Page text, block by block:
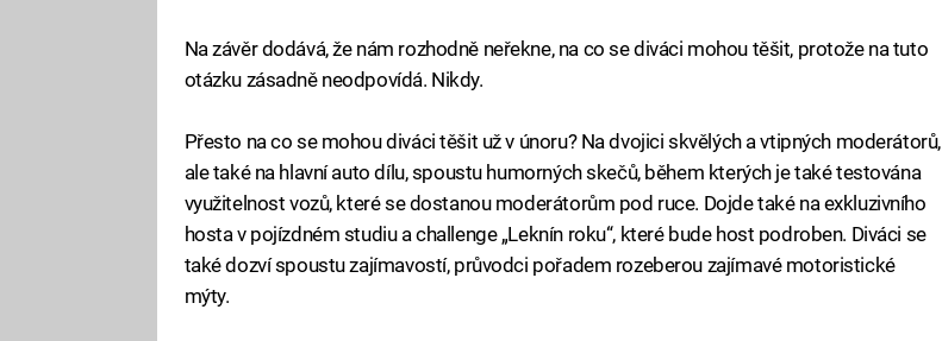
Na závěr dodává, že nám rozhodně neřekne, na co se diváci mohou těšit, protože na tuto
otázku zásadně neodpovídá. Nikdy.
Přesto na co se mohou diváci těšit už v únoru? Na dvojici skvělých a vtipných moderátorů,
ale také na hlavní auto dílu, spoustu humorných skečů, během kterých je také testována
využitelnost vozů, které se dostanou moderátorům pod ruce. Dojde také na exkluzivního
hosta v pojízdném studiu a challenge „Leknín roku“, které bude host podroben. Diváci se
také dozví spoustu zajímavostí, průvodci pořadem rozeberou zajímavé motoristické
mýty.